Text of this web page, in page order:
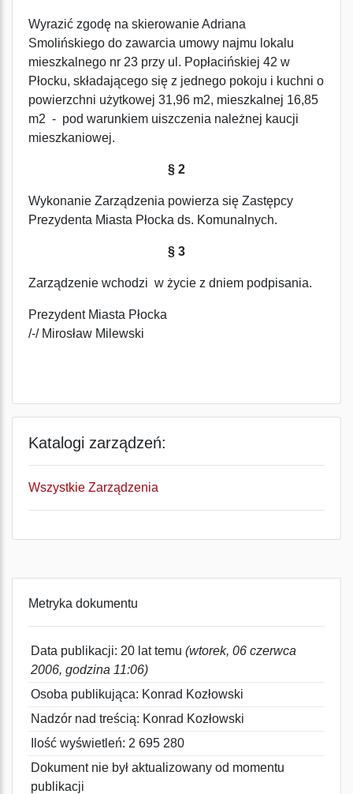
Wyrazić zgodę na skierowanie Adriana
Smolińskiego do zawarcia umowy najmu lokalu
mieszkalnego nr 23 przy ul. Popłacińskiej 42 w
Płocku, składającego się z jednego pokoju i kuchni o
powierzchni użytkowej 31,96 m2, mieszkalnej 16,85
m2 - pod warunkiem uiszczenia należnej kaucji
mieszkaniowej.
§ 2
Wykonanie Zarządzenia powierza się Zastępcy
Prezydenta Miasta Płocka ds. Komunalnych.
§ 3
Zarządzenie wchodzi w życie z dniem podpisania.
Prezydent Miasta Płocka
/-/ Mirosław Milewski
Katalogi zarządzeń:
Wszystkie Zarządzenia
Metryka dokumentu
Data publikacji: 20 lat temu (wtorek, 06 czerwca
2006, godzina 11:06)
Osoba publikująca: Konrad Kozłowski
Nadzór nad treścią: Konrad Kozłowski
Ilość wyświetleń: 2 695 280
Dokument nie był aktualizowany od momentu
publikacji